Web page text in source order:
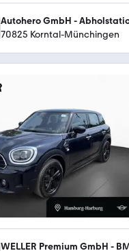
Autohero GmbH -
70825 Korntal-Münchingen